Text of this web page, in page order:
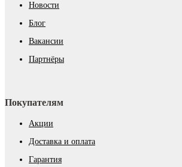
Новости
Блог
Вакансии
Партнёры
Покупателям
Акции
Доставка и оплата
Гарантия